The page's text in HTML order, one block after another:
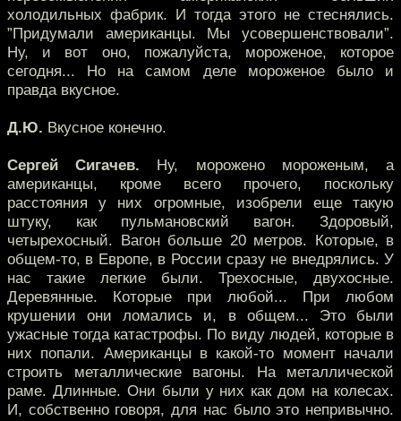
холодильных фабрик. И тогда этого не стеснялись.
”Придумали американцы. Мы усовершенствовали”.
Ну, и вот оно, пожалуйста, мороженое, которое
сегодня... Но на самом деле мороженое было и
правда вкусное.
Д.Ю. Вкусное конечно.
Сергей Сигачев. Ну, морожено мороженым, а
американцы, кроме всего прочего, поскольку
расстояния у них огромные, изобрели еще такую
штуку, как пульмановский вагон. Здоровый,
четырехосный. Вагон больше 20 метров. Которые, в
общем-то, в Европе, в России сразу не внедрялись. У
нас такие легкие были. Трехосные, двухосные.
Деревянные. Которые при любой... При любом
крушении они ломались и, в общем... Это были
ужасные тогда катастрофы. По виду людей, которые в
них попали. Американцы в какой-то момент начали
строить металлические вагоны. На металлической
раме. Длинные. Они были у них как дом на колесах.
И, собственно говоря, для нас было это непривычно.